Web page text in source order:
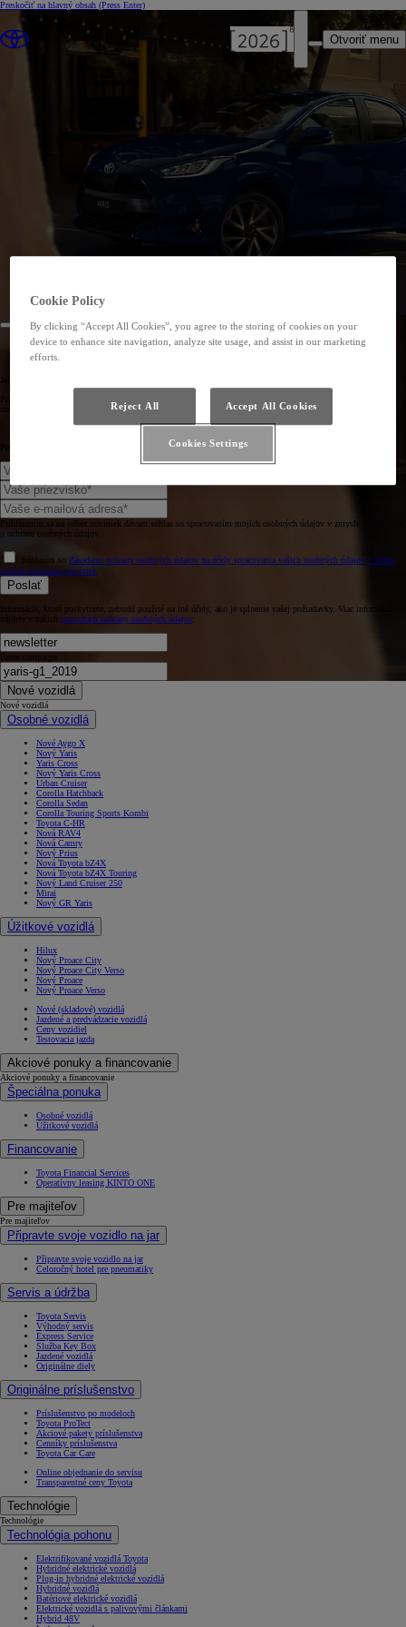
Preskočiť na hlavný obsah (Press Enter)
Otvoriť menu
Jednoduchosť je nový trend.
Prihláste sa k získaniu najnovších informácií o Toyote Yaris a buďte prvý, kto sa dozvie viac o tomto
Prihlásením sa na odber noviniek dávam súhlas so spracovaním mojich osobných údajov v zmysle Vyhlásenia
o ochrane osobných údajov.
Súhlasím so Zásadami ochrany osobných údajov na účely spracovania vašich osobných údajov v rámci
služieb zasielania noviniek
Poslať
Informácie, ktoré poskytnete, nebudú použité na iné účely, ako je splnenie vašej požiadavky. Viac informácií
nájdete v našich pravidlách ochrany osobných údajov.
Form campaign
Nové vozidlá
Nové vozidlá
Osobné vozidlá
Nové Aygo X
Nový Yaris
Yaris Cross
Nový Yaris Cross
Urban Cruiser
Corolla Hatchback
Corolla Sedan
Corolla Touring Sports Kombi
Toyota C-HR
Nová RAV4
Nová Camry
Nový Prius
Nová Toyota bZ4X
Nová Toyota bZ4X Touring
Nový Land Cruiser 250
Mirai
Nový GR Yaris
Úžitkové vozidlá
Hilux
Nový Proace City
Nový Proace City Verso
Nový Proace
Nový Proace Verso
Nové (skladové) vozidlá
Jazdené a predvádzacie vozidlá
Ceny vozidiel
Testovacia jazda
Akciové ponuky a financovanie
Akciové ponuky a financovanie
Špeciálna ponuka
Osobné vozidlá
Úžitkové vozidlá
Financovanie
Toyota Financial Services
Operatívny leasing KINTO ONE
Pre majiteľov
Pre majiteľov
Připravte svoje vozidlo na jar
Připravte svoje vozidlo na jar
Celoročný hotel pre pneumatiky
Servis a údržba
Toyota Servis
Výhodný servis
Express Service
Služba Key Box
Jazdené vozidlá
Originálne diely
Originálne príslušenstvo
Príslušenstvo po modeloch
Toyota ProTect
Akciové pakety príslušenstva
Cenníky príslušenstva
Toyota Car Care
Online objednanie do servisu
Transparentné ceny Toyota
Technológie
Technológie
Technológia pohonu
Elektrifikované vozidlá Toyota
Hybridné elektrické vozidlá
Plug-in hybridné elektrické vozidlá
Hybridné vozidlá
Batériové elektrické vozidlá
Elektrické vozidlá s palivovými článkami
Hybrid 48V
Cookie Policy
By clicking “Accept All Cookies”, you agree to the storing of cookies on your
device to enhance site navigation, analyze site usage, and assist in our marketing
efforts.
Reject All Accept All Cookies
Cookies Settings